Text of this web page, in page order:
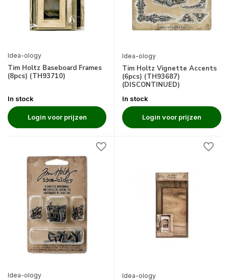
Idea-ology
Tim Holtz Baseboard Frames
(8pcs) (TH93710)
In stock
Login voor prijzen
Idea-ology
Tim Holtz Vignette Accents
(6pcs) (TH93687)
(DISCONTINUED)
In stock
Login voor prijzen
Idea-ology Idea-ology